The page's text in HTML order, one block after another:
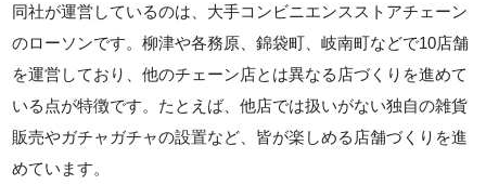
同社が運営しているのは、大手コンビニエンスストアチェーン
のローソンです。柳津や各務原、錦袋町、岐南町などで10店舗
を運営しており、他のチェーン店とは異なる店づくりを進めて
いる点が特徴です。たとえば、他店では扱いがない独自の雑貨
販売やガチャガチャの設置など、皆が楽しめる店舗づくりを進
めています。